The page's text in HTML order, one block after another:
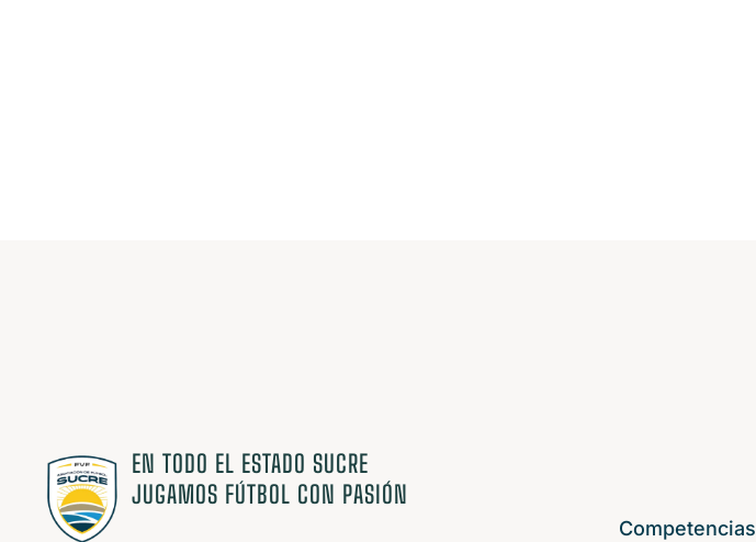
EN TODO EL ESTADO SUCRE
JUGAMOS FÚTBOL CON PASIÓN
Competencias